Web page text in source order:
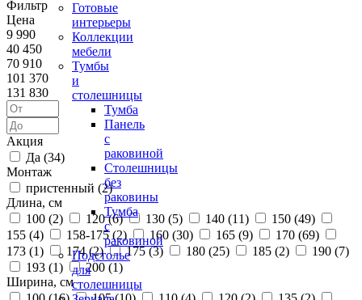
Готовые
интерьеры
Коллекции
мебели
Тумбы
и
столешницы
Тумба
Панель
с
раковиной
Столешницы
без
раковины
Тумба
с
раковиной
Подстолье
для
столешницы
Фильтр
Цена
9 990
40 450
70 910
101 370
131 830
Акция
Да (34)
Монтаж
пристенный (2)
Длина, см
100 (2) 120 (6) 130 (5) 140 (11) 150 (49)
155 (4) 158-175 (2) 160 (30) 165 (9) 170 (69)
173 (1) 174 (2) 175 (3) 180 (25) 185 (2) 190 (7)
193 (1) 200 (1)
Ширина, см